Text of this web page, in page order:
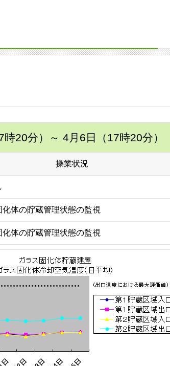
20分） ～ 4月6日（17時20分）
操業状況
化体の貯蔵管理状態の監視
化体の貯蔵管理状態の監視